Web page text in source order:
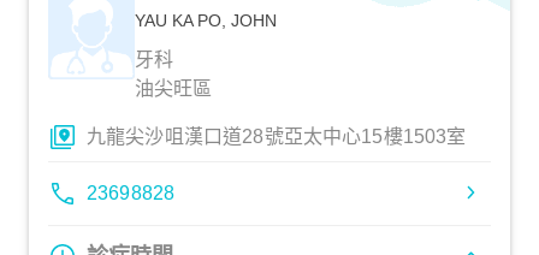
YAU KA PO, JOHN
牙科
油尖旺區
九龍尖沙咀漢口道28號亞太中心15樓1503室
23698828